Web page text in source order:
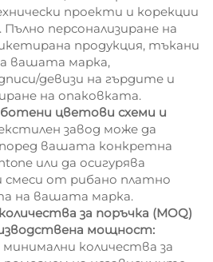
проекти и корекции
персонализиране на
продукция, тъкани
вашата марка,
девизи на гърдите и
на опаковката.
цветови схеми и
завод може да
вашата конкретна
или да осигурява
смеси от рибано платно
на вашата марка.
за поръчка (MOQ)
мощност:
количества за